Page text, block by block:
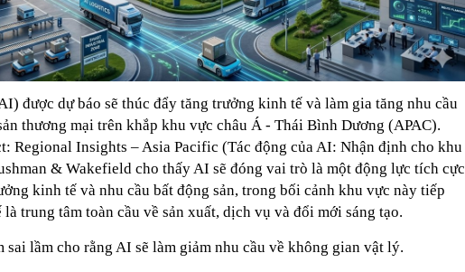
được dự báo sẽ thúc đẩy tăng trưởng kinh tế và làm gia tăng nhu cầu
thương mại trên khắp khu vực châu Á - Thái Bình Dương (APAC).
Regional Insights – Asia Pacific (Tác động của AI: Nhận định cho khu
& Wakefield cho thấy AI sẽ đóng vai trò là một động lực tích cực
kinh tế và nhu cầu bất động sản, trong bối cảnh khu vực này tiếp
trung tâm toàn cầu về sản xuất, dịch vụ và đổi mới sáng tạo.
sai lầm cho rằng AI sẽ làm giảm nhu cầu về không gian vật lý.